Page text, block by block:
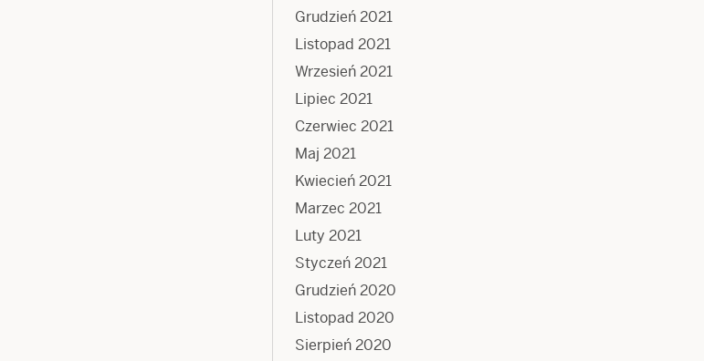
Grudzień 2021
Listopad 2021
Wrzesień 2021
Lipiec 2021
Czerwiec 2021
Maj 2021
Kwiecień 2021
Marzec 2021
Luty 2021
Styczeń 2021
Grudzień 2020
Listopad 2020
Sierpień 2020